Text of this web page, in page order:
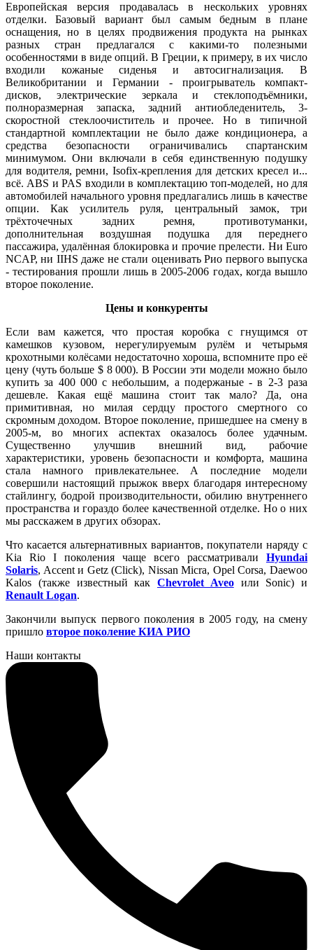
Европейская версия продавалась в нескольких уровнях
отделки. Базовый вариант был самым бедным в плане
оснащения, но в целях продвижения продукта на рынках
разных стран предлагался с какими-то полезными
особенностями в виде опций. В Греции, к примеру, в их число
входили кожаные сиденья и автосигнализация. В
Великобритании и Германии - проигрыватель компакт-
дисков, электрические зеркала и стеклоподъёмники,
полноразмерная запаска, задний антиобледенитель, 3-
скоростной стеклоочиститель и прочее. Но в типичной
стандартной комплектации не было даже кондиционера, а
средства безопасности ограничивались спартанским
минимумом. Они включали в себя единственную подушку
для водителя, ремни, Isofix-крепления для детских кресел и...
всё. ABS и PAS входили в комплектацию топ-моделей, но для
автомобилей начального уровня предлагались лишь в качестве
опции. Как усилитель руля, центральный замок, три
трёхточечных задних ремня, противотуманки,
дополнительная воздушная подушка для переднего
пассажира, удалённая блокировка и прочие прелести. Ни Euro
NCAP, ни IIHS даже не стали оценивать Рио первого выпуска
- тестирования прошли лишь в 2005-2006 годах, когда вышло
второе поколение.
Цены и конкуренты
Если вам кажется, что простая коробка с гнущимся от
камешков кузовом, нерегулируемым рулём и четырьмя
крохотными колёсами недостаточно хороша, вспомните про её
цену (чуть больше $ 8 000). В России эти модели можно было
купить за 400 000 с небольшим, а подержаные - в 2-3 раза
дешевле. Какая ещё машина стоит так мало? Да, она
примитивная, но милая сердцу простого смертного со
скромным доходом. Второе поколение, пришедшее на смену в
2005-м, во многих аспектах оказалось более удачным.
Существенно улучшив внешний вид, рабочие
характеристики, уровень безопасности и комфорта, машина
стала намного привлекательнее. А последние модели
совершили настоящий прыжок вверх благодаря интересному
стайлингу, бодрой производительности, обилию внутреннего
пространства и гораздо более качественной отделке. Но о них
мы расскажем в других обзорах.
Что касается альтернативных вариантов, покупатели наряду с
Kia Rio I поколения чаще всего рассматривали Hyundai
Solaris, Accent и Getz (Click), Nissan Micra, Opel Corsa, Daewoo
Kalos (также известный как Chevrolet Aveoили Sonic) и
Renault Logan.
Закончили выпуск первого поколения в 2005 году, на смену
пришло второе поколение КИА РИО
Наши контакты